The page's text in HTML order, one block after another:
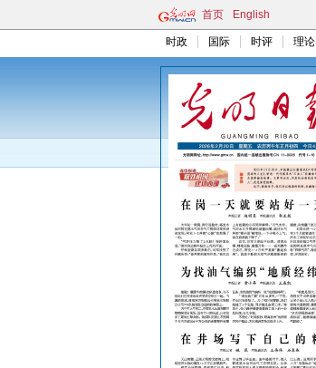
首页 English
时政 国际 时评 理论